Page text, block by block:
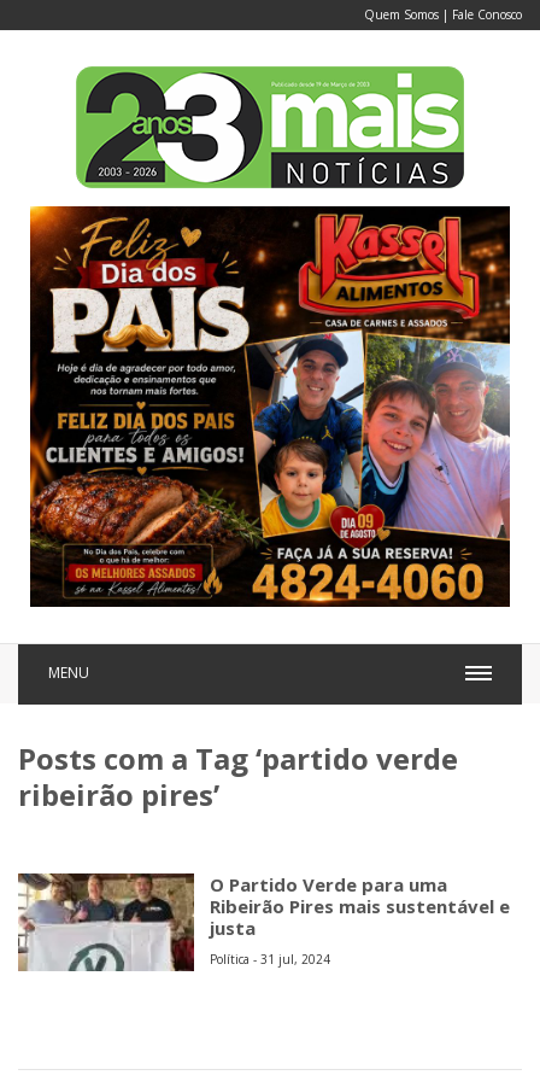
Quem Somos | Fale Conosco
MENU
Posts com a Tag ‘partido verde
ribeirão pires’
O Partido Verde para uma
Ribeirão Pires mais sustentável e
justa
Política - 31 jul, 2024